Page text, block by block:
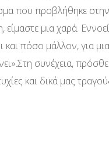
που προβλήθηκε
μια χαρά.
πόσο μάλλον, για
συνέχεια,
και δικά μας